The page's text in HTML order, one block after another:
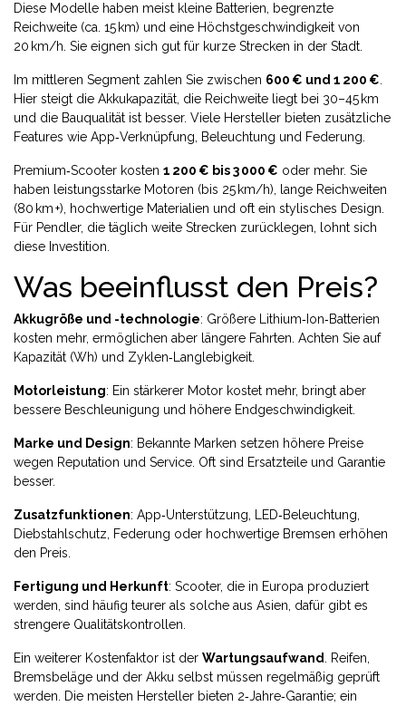
Diese Modelle haben meist kleine Batterien, begrenzte
Reichweite (ca. 15 km) und eine Höchstgeschwindigkeit von
20 km/h. Sie eignen sich gut für kurze Strecken in der Stadt.
Im mittleren Segment zahlen Sie zwischen 600 € und 1 200 €
Hier steigt die Akkukapazität, die Reichweite liegt bei 30–45 km
und die Bauqualität ist besser. Viele Hersteller bieten zusätzliche
Features wie App‑Verknüpfung, Beleuchtung und Federung.
Premium‑Scooter kosten 1 200 € bis 3 000 € oder mehr. Sie
haben leistungsstarke Motoren (bis 25 km/h), lange Reichweiten
(80 km +), hochwertige Materialien und oft ein stylisches Design.
Für Pendler, die täglich weite Strecken zurücklegen, lohnt sich
diese Investition.
Was beeinflusst den Preis?
Akkugröße und -technologie: Größere Lithium‑Ion‑Batterien
kosten mehr, ermöglichen aber längere Fahrten. Achten Sie auf
Kapazität (Wh) und Zyklen‑Langlebigkeit.
Motorleistung: Ein stärkerer Motor kostet mehr, bringt aber
bessere Beschleunigung und höhere Endgeschwindigkeit.
Marke und Design: Bekannte Marken setzen höhere Preise
wegen Reputation und Service. Oft sind Ersatzteile und Garantie
besser.
Zusatzfunktionen: App‑Unterstützung, LED‑Beleuchtung,
Diebstahlschutz, Federung oder hochwertige Bremsen erhöhen
den Preis.
Fertigung und Herkunft: Scooter, die in Europa produziert
werden, sind häufig teurer als solche aus Asien, dafür gibt es
strengere Qualitätskontrollen.
Ein weiterer Kostenfaktor ist der Wartungsaufwand
. Reifen,
Bremsbeläge und der Akku selbst müssen regelmäßig geprüft
werden. Die meisten Hersteller bieten 2‑Jahre‑Garantie; ein